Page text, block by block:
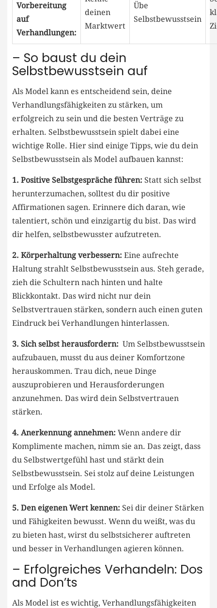
⁤Vorbereitung
auf
Verhandlungen:
deinen
Marktwert
Übe
Selbstbewusstsein
– So⁢ baust ​du dein
Selbstbewusstsein auf
Als Model kann es entscheidend sein, deine
Verhandlungsfähigkeiten zu stärken,⁤ um
‍erfolgreich zu sein ‍und die besten Verträge zu
⁤erhalten. Selbstbewusstsein spielt dabei eine
wichtige Rolle. Hier sind einige Tipps, wie ‍du dein
Selbstbewusstsein⁣ als Model aufbauen kannst:
1. Positive⁣ Selbstgespräche führen: Statt sich selbst​
herunterzumachen, ​solltest du‌ dir positive
Affirmationen sagen.​ Erinnere dich ⁢daran, wie
talentiert, schön und einzigartig ⁢du bist. Das wird
dir helfen, selbstbewusster aufzutreten.
2. Körperhaltung verbessern: Eine aufrechte
Haltung strahlt Selbstbewusstsein aus. Steh gerade,⁣
zieh die Schultern nach hinten und halte
Blickkontakt.⁤ Das wird nicht nur dein
Selbstvertrauen stärken, sondern auch einen guten
Eindruck bei Verhandlungen hinterlassen.
3. Sich ​selbst herausfordern: ⁢ Um⁢ Selbstbewusstsein
aufzubauen, musst⁣ du ‍aus deiner Komfortzone
herauskommen. Trau dich, neue Dinge
auszuprobieren und Herausforderungen
anzunehmen. Das wird dein Selbstvertrauen
stärken.
4. ‍Anerkennung annehmen: Wenn⁤ andere dir
Komplimente machen, nimm ‌sie an. Das zeigt, dass
du ⁤Selbstwertgefühl⁤ hast und ‍stärkt ⁣dein
Selbstbewusstsein. Sei stolz auf deine Leistungen
und ⁢Erfolge als Model.
5.⁤ Den eigenen Wert kennen: Sei dir‌ deiner Stärken
und Fähigkeiten bewusst. Wenn du weißt, was ⁢du
zu bieten⁢ hast,⁤ wirst ⁣du selbstsicherer auftreten
und ⁣besser‍ in Verhandlungen agieren können.
– ‍Erfolgreiches Verhandeln: Dos
and Don’ts
Als Model ist es wichtig, Verhandlungsfähigkeiten